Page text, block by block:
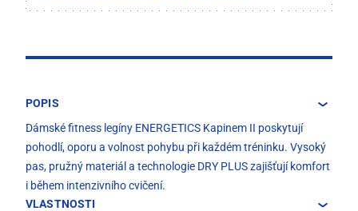
POPIS
Dámské fitness legíny ENERGETICS Kapinem II poskytují
pohodlí, oporu a volnost pohybu při každém tréninku. Vysoký
pas, pružný materiál a technologie DRY PLUS zajišťují komfort
i během intenzivního cvičení.
VLASTNOSTI